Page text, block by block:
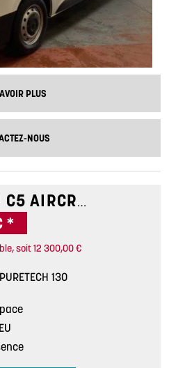
PLUS
NOUS
C5 AIRCROSS
*
soit 12 300,00 €
130